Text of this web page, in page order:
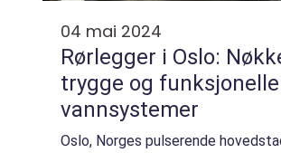
04 mai 2024
Rørlegger i Oslo:
trygge og funksjonelle
vannsystemer
Oslo, Norges pulserende